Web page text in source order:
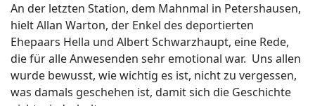
An der letzten Station, dem Mahnmal in Petershausen,
hielt Allan Warton, der Enkel des deportierten
Ehepaars Hella und Albert Schwarzhaupt, eine Rede,
die für alle Anwesenden sehr emotional war. Uns allen
wurde bewusst, wie wichtig es ist, nicht zu vergessen,
was damals geschehen ist, damit sich die Geschichte